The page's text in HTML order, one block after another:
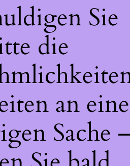
Sie
die
an
Sache